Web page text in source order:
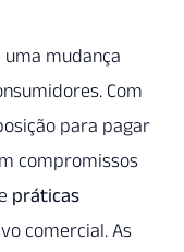
mudança
Com
para pagar
compromissos
práticas
comercial. As